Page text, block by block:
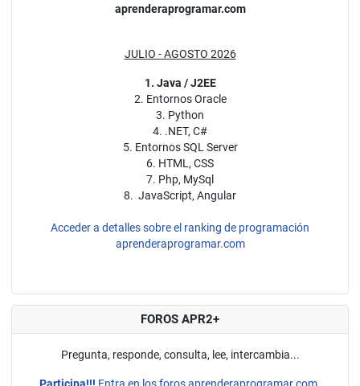
aprenderaprogramar.com
JULIO - AGOSTO 2026
1. Java / J2EE
2. Entornos Oracle
3. Python
4. .NET, C#
5. Entornos SQL Server
6. HTML, CSS
7. Php, MySql
8. JavaScript, Angular
Acceder a detalles sobre el ranking de programación
aprenderaprogramar.com
FOROS APR2+
Pregunta, responde, consulta, lee, intercambia...